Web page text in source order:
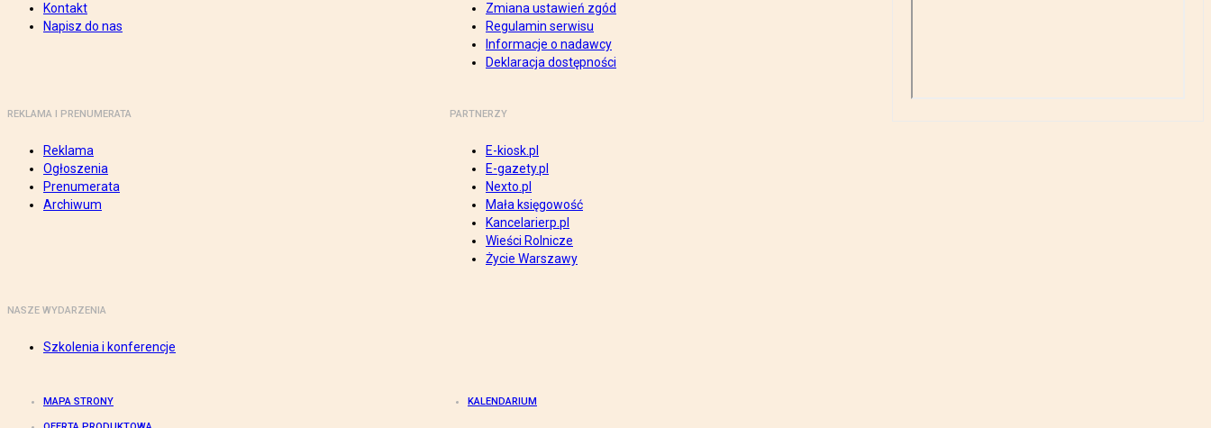
Kontakt
Napisz do nas
Zmiana ustawień zgód
Regulamin serwisu
Informacje o nadawcy
Deklaracja dostępności
REKLAMA I PRENUMERATA
Reklama
Ogłoszenia
Prenumerata
Archiwum
PARTNERZY
E-kiosk.pl
E-gazety.pl
Nexto.pl
Mała księgowość
Kancelarierp.pl
Wieści Rolnicze
Życie Warszawy
NASZE WYDARZENIA
Szkolenia i konferencje
MAPA STRONY KALENDARIUM